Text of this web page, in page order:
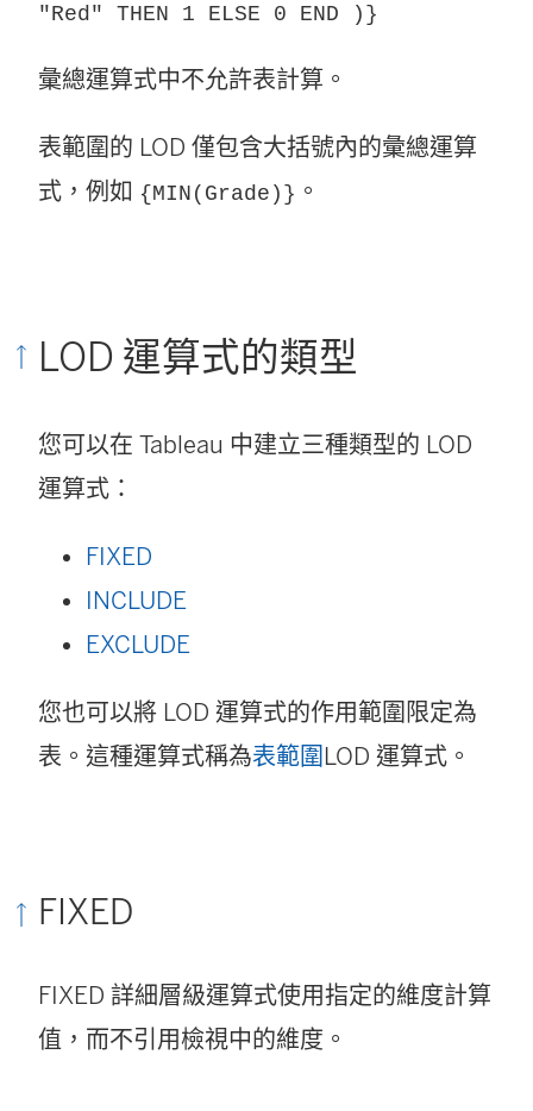
"Red" THEN 1 ELSE 0 END )}
彙總運算式中不允許表計算。
表範圍的 LOD 僅包含大括號內的彙總運算
式，例如 {MIN(Grade)} 。
LOD 運算式的類型
您可以在 Tableau 中建立三種類型的 LOD
運算式：
FIXED
INCLUDE
EXCLUDE
您也可以將 LOD 運算式的作用範圍限定為
表。這種運算式稱為表範圍 LOD 運算式。
FIXED
FIXED 詳細層級運算式使用指定的維度計算
值，而不引用檢視中的維度。